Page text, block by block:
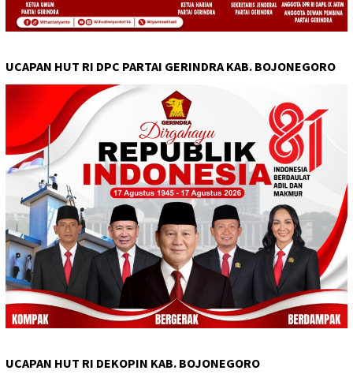
UCAPAN HUT RI DPC PARTAI GERINDRA KAB. BOJONEGORO
UCAPAN HUT RI DEKOPIN KAB. BOJONEGORO